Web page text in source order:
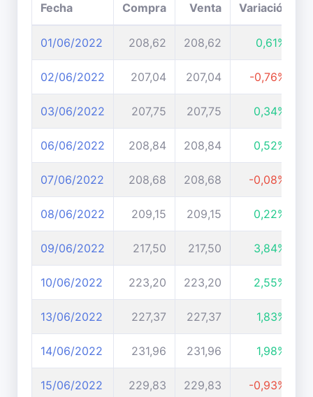
Fecha Compra Venta Variación
01/06/2022 208,62 208,62 0,61%
02/06/2022 207,04 207,04 -0,76%
03/06/2022 207,75 207,75 0,34%
06/06/2022 208,84 208,84 0,52%
07/06/2022 208,68 208,68 -0,08%
08/06/2022 209,15 209,15 0,22%
09/06/2022 217,50 217,50 3,84%
10/06/2022 223,20 223,20 2,55%
13/06/2022 227,37 227,37 1,83%
14/06/2022 231,96 231,96 1,98%
15/06/2022 229,83 229,83 -0,93%